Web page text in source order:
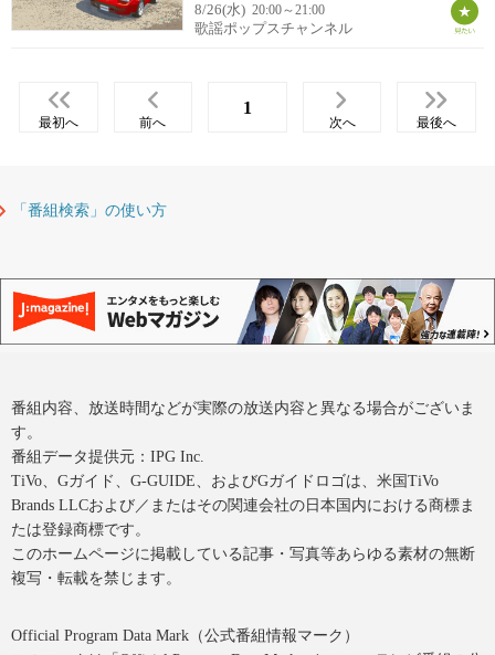
8/26(水) 20:00～21:00
歌謡ポップスチャンネル
最初へ 前へ
1
次へ 最後へ
「番組検索」の使い方
番組内容、放送時間などが実際の放送内容と異なる場合がございま
す。
番組データ提供元：IPG Inc.
TiVo、Gガイド、G-GUIDE、およびGガイドロゴは、米国TiVo
Brands LLCおよび／またはその関連会社の日本国内における商標ま
たは登録商標です。
このホームページに掲載している記事・写真等あらゆる素材の無断
複写・転載を禁じます。
Official Program Data Mark（公式番組情報マーク）